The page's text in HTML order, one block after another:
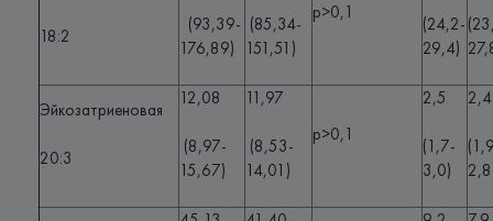
18:2
(93,39-
176,89)
(85,34-
151,51)
p>0,1
(24,2-
29,4)
Эйкозатриеновая
20:3
12,08
(8,97-
15,67)
11,97
(8,53-
14,01)
p>0,1
2,5
(1,7-
3,0)
2,4